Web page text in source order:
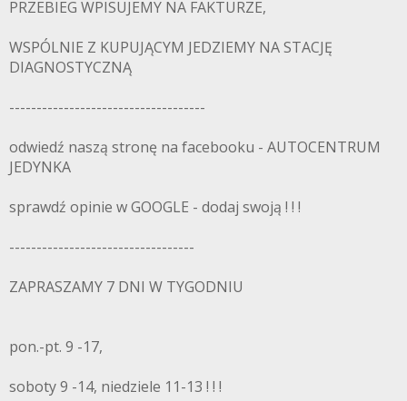
PRZEBIEG WPISUJEMY NA FAKTURZE,
WSPÓLNIE Z KUPUJĄCYM JEDZIEMY NA STACJĘ
DIAGNOSTYCZNĄ
------------------------------------
odwiedź naszą stronę na facebooku - AUTOCENTRUM
JEDYNKA
sprawdź opinie w GOOGLE - dodaj swoją ! ! !
----------------------------------
ZAPRASZAMY 7 DNI W TYGODNIU
pon.-pt. 9 -17,
soboty 9 -14, niedziele 11-13 ! ! !